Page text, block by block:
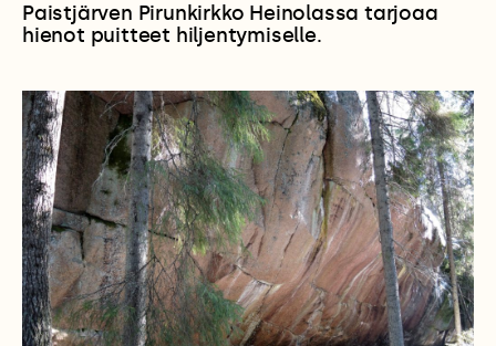
Paistjärven Pirunkirkko Heinolassa tarjoaa
hienot puitteet hiljentymiselle.